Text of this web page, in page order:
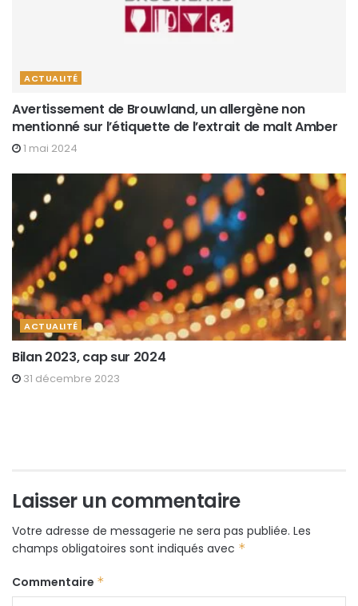
ACTUALITÉ
Avertissement de Brouwland, un allergène non
mentionné sur l’étiquette de l’extrait de malt Amber
1 mai 2024
ACTUALITÉ
Bilan 2023, cap sur 2024
31 décembre 2023
Laisser un commentaire
Votre adresse de messagerie ne sera pas publiée. Les
champs obligatoires sont indiqués avec *
Commentaire *